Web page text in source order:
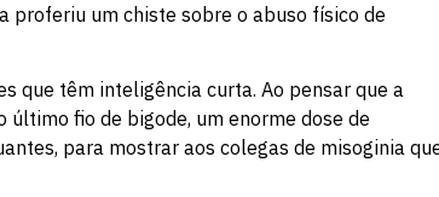
proferiu um chiste sobre o abuso físico de
que têm inteligência curta. Ao pensar que a
fio de bigode, um enorme dose de
para mostrar aos colegas de misoginia